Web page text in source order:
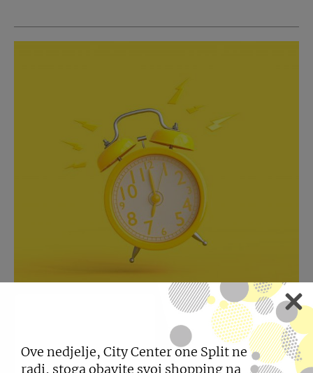
RADNE NEDJELJE
Ove nedjelje, City Center one Split ne
radi, stoga obavite svoj shopping na